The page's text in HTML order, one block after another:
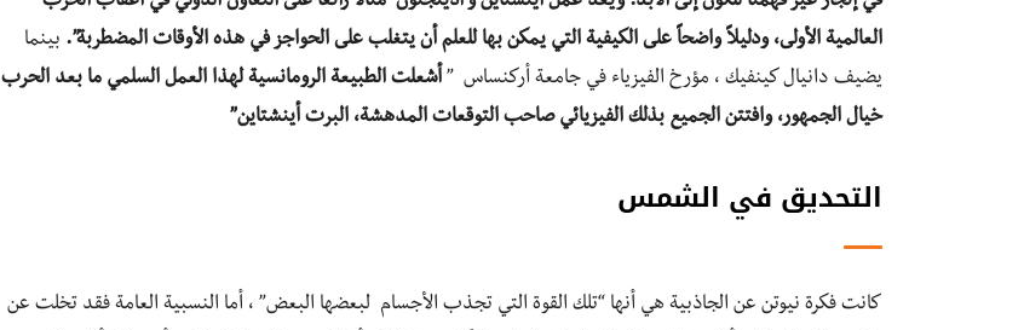
العالمية الأولى، ودليلاً واضحاً على الكيفية التي يمكن بها للعلم أن يتغلب على الحواجز في هذه الأوقات المضطربة”. بينما
يضيف دانيال كينفيك ، مؤرخ الفيزياء في جامعة أركنساس ” أشعلت الطبيعة الرومانسية لهذا العمل السلمي ما بعد الحرب
خيال الجمهور، وافتتن الجميع بذلك الفيزيائي صاحب التوقعات المدهشة، البرت أينشتاين”
التحديق في الشمس
كانت فكرة نيوتن عن الجاذبية هي أنها “تلك القوة التي تجذب الأجسام لبعضها البعض” ، أما النسبية العامة فقد تخلت عن